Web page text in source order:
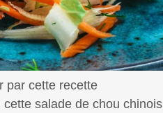
par cette recette
salade de chou chinois